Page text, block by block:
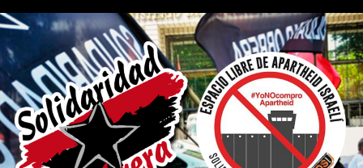
Saltar
contenido